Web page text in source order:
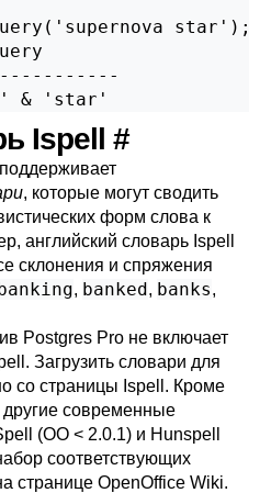
star');
Ispell #
поддерживает
, которые могут сводить
форм слова к
английский словарь Ispell
склонения и спряжения
, banked, banks,
Postgres Pro не включает
. Загрузить словари для
со страницы Ispell . Кроме
современные
(OO < 2.0.1) и Hunspell
соответствующих
странице OpenOffice Wiki.